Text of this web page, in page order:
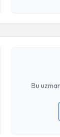
Bu
Kişisel